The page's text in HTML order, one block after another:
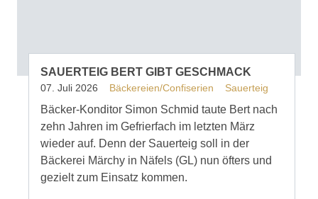
SAUERTEIG BERT GIBT GESCHMACK
07. Juli 2026 Bäckereien/Confiserien Sauerteig
Bäcker-Konditor Simon Schmid taute Bert nach
zehn Jahren im Gefrierfach im letzten März
wieder auf. Denn der Sauerteig soll in der
Bäckerei Märchy in Näfels (GL) nun öfters und
gezielt zum Einsatz kommen.